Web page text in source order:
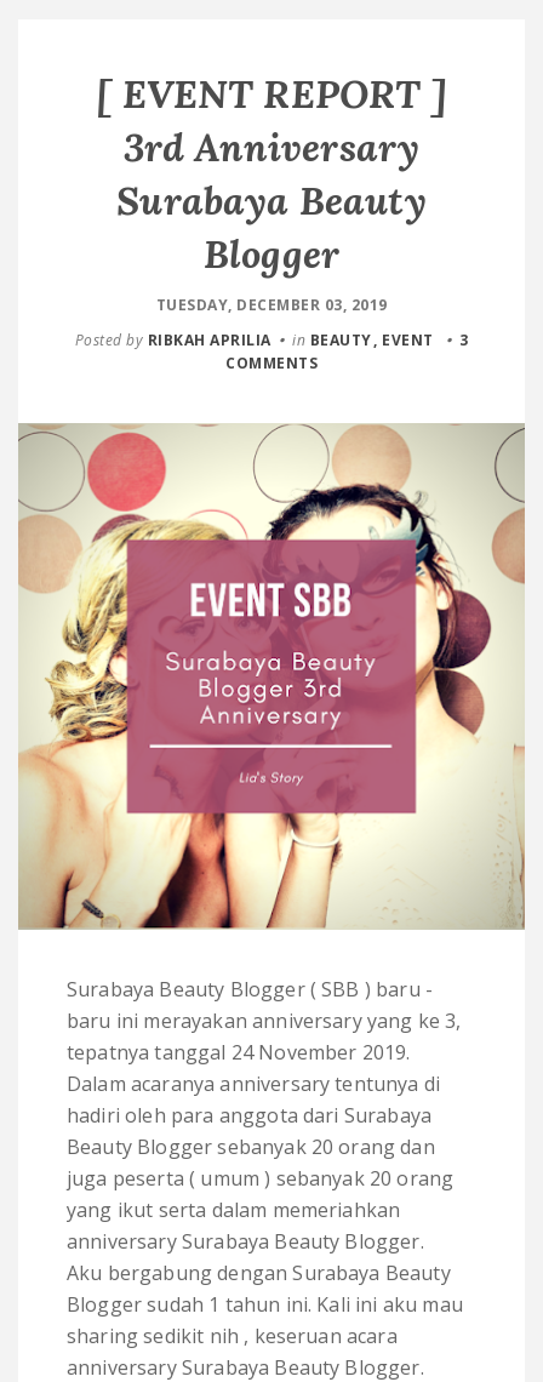
[ EVENT REPORT ]
3rd Anniversary
Surabaya Beauty
Blogger
TUESDAY, DECEMBER 03, 2019
Posted by RIBKAH APRILIA in BEAUTY EVENT
3
COMMENTS
Surabaya Beauty Blogger ( SBB ) baru -
baru ini merayakan anniversary yang ke 3,
tepatnya tanggal 24 November 2019.
Dalam acaranya anniversary tentunya di
hadiri oleh para anggota dari Surabaya
Beauty Blogger sebanyak 20 orang dan
juga peserta ( umum ) sebanyak 20 orang
yang ikut serta dalam memeriahkan
anniversary Surabaya Beauty Blogger.
Aku bergabung dengan Surabaya Beauty
Blogger sudah 1 tahun ini. Kali ini aku mau
sharing sedikit nih , keseruan acara
anniversary Surabaya Beauty Blogger.